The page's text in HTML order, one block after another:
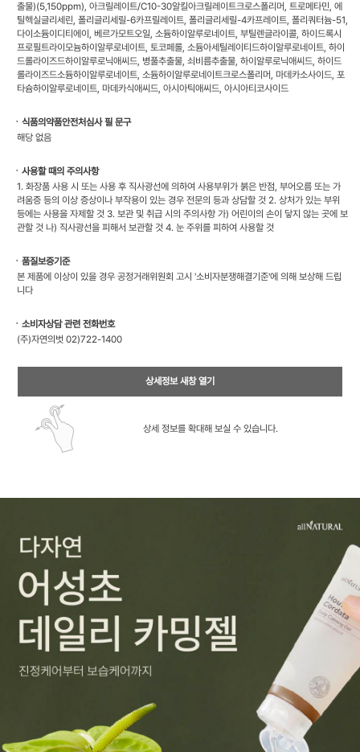
출물)(5,150ppm), 아크릴레이트/C10-30알킬아크릴레이트크로스폴리머, 트로메타민, 에
틸헥실글리세린, 폴리글리세릴-6카프릴레이트, 폴리글리세릴-4카프레이트, 폴리쿼터늄-51,
다이소듐이디티에이, 베르가모트오일, 소듐하이알루로네이트, 부틸렌글라이콜, 하이드록시
프로필트라이모늄하이알루로네이트, 토코페롤, 소듐아세틸레이티드하이알루로네이트, 하이
드롤라이즈드하이알루로닉애씨드, 병풀추출물, 쇠비름추출물, 하이알루로닉애씨드, 하이드
롤라이즈드소듐하이알루로네이트, 소듐하이알루로네이트크로스폴리머, 마데카소사이드, 포
타슘하이알루로네이트, 마데카식애씨드, 아시아틱애씨드, 아시아티코사이드
ㆍ식품의약품안전처심사 필 문구
해당 없음
ㆍ사용할 때의 주의사항
1. 화장품 사용 시 또는 사용 후 직사광선에 의하여 사용부위가 붉은 반점, 부어오름 또는 가
려움증 등의 이상 증상이나 부작용이 있는 경우 전문의 등과 상담할 것 2. 상처가 있는 부위
등에는 사용을 자제할 것 3. 보관 및 취급 시의 주의사항 가) 어린이의 손이 닿지 않는 곳에 보
관할 것 나) 직사광선을 피해서 보관할 것 4. 눈 주위를 피하여 사용할 것
ㆍ품질보증기준
본 제품에 이상이 있을 경우 공정거래위원회 고시 '소비자분쟁해결기준'에 의해 보상해 드립
니다
ㆍ소비자상담 관련 전화번호
(주)자연의벗 02)722-1400
상세정보 새창 열기
상세 정보를 확대해 보실 수 있습니다.